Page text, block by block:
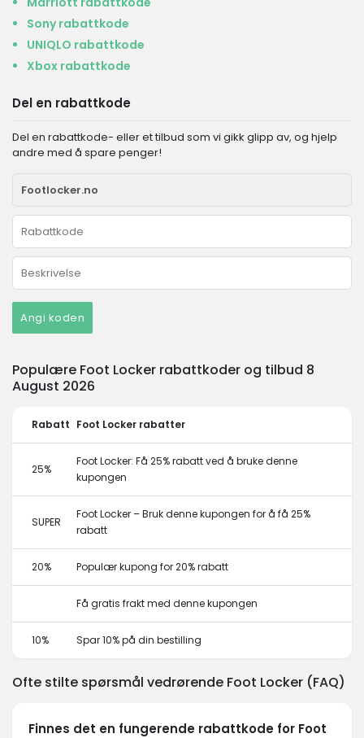
Sony rabattkode
UNIQLO rabattkode
Xbox rabattkode
Del en rabattkode
Del en rabattkode- eller et tilbud som vi gikk glipp av, og hjelp
andre med å spare penger!
Angi koden
Populære Foot Locker rabattkoder og tilbud 8
August 2026
Rabatt Foot Locker rabatter
25%
Foot Locker: Få 25% rabatt ved å bruke denne
kupongen
SUPER
Foot Locker – Bruk denne kupongen for å få 25%
rabatt
20% Populær kupong for 20% rabatt
Få gratis frakt med denne kupongen
10% Spar 10% på din bestilling
Ofte stilte spørsmål vedrørende Foot Locker (FAQ)
Finnes det en fungerende rabattkode for Foot